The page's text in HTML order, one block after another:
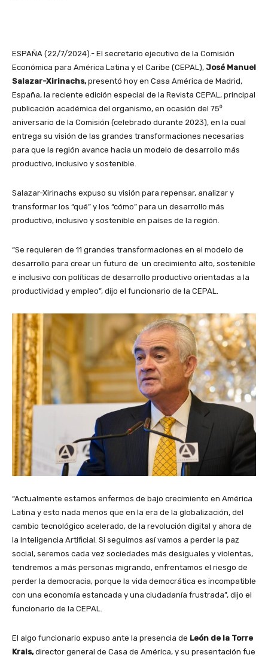
ESPAÑA (22/7/2024).- El secretario ejecutivo de la Comisión
Económica para América Latina y el Caribe (CEPAL), José Manuel
Salazar-Xirinachs,presentó hoy en Casa América de Madrid,
España, la reciente edición especial de la Revista CEPAL, principal
publicación académica del organismo, en ocasión del 75⁰
aniversario de la Comisión (celebrado durante 2023), en la cual
entrega su visión de las grandes transformaciones necesarias
para que la región avance hacia un modelo de desarrollo más
productivo, inclusivo y sostenible.
Salazar-Xirinachs expuso su visión para repensar, analizar y
transformar los “qué” y los “cómo” para un desarrollo más
productivo, inclusivo y sostenible en países de la región.
“Se requieren de 11 grandes transformaciones en el modelo de
desarrollo para crear un futuro de un crecimiento alto, sostenible
e inclusivo con políticas de desarrollo productivo orientadas a la
productividad y empleo”, dijo el funcionario de la CEPAL.
“Actualmente estamos enfermos de bajo crecimiento en América
Latina y esto nada menos que en la era de la globalización, del
cambio tecnológico acelerado, de la revolución digital y ahora de
la Inteligencia Artificial. Si seguimos así vamos a perder la paz
social, seremos cada vez sociedades más desiguales y violentas,
tendremos a más personas migrando, enfrentamos el riesgo de
perder la democracia, porque la vida democrática es incompatible
con una economía estancada y una ciudadanía frustrada”, dijo el
funcionario de la CEPAL.
El algo funcionario expuso ante la presencia de León de la Torre
Krais,director general de Casa de América, y su presentación fue